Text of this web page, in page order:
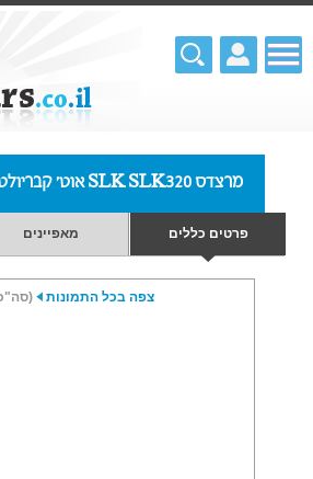
מרצדס SLK SLK320 אוט' קבריולט 3.2 2010
פרטים כללים מאפיינים
צפה בכל התמונות (סה"כ